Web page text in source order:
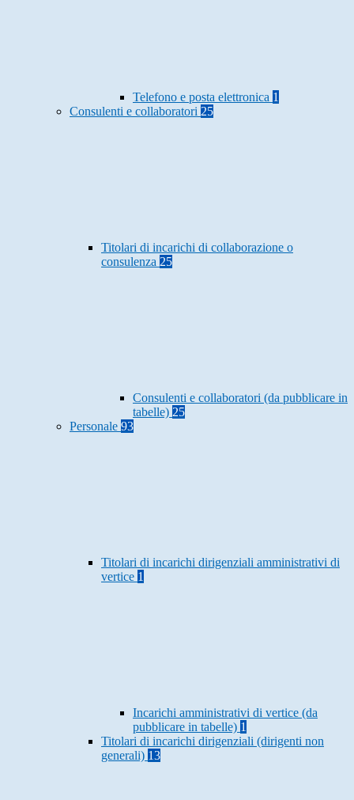
Telefono e posta elettronica 1
Consulenti e collaboratori 25
Titolari di incarichi di collaborazione o
consulenza 25
Consulenti e collaboratori (da pubblicare in
tabelle) 25
Personale 93
Titolari di incarichi dirigenziali amministrativi di
vertice 1
Incarichi amministrativi di vertice (da
pubblicare in tabelle) 1
Titolari di incarichi dirigenziali (dirigenti non
generali) 13